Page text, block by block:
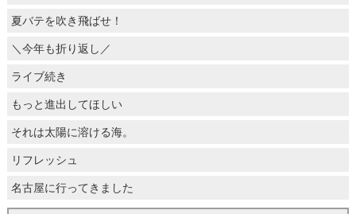
夏バテを吹き飛ばせ！
＼今年も折り返し／
ライブ続き
もっと進出してほしい
それは太陽に溶ける海。
リフレッシュ
名古屋に行ってきました